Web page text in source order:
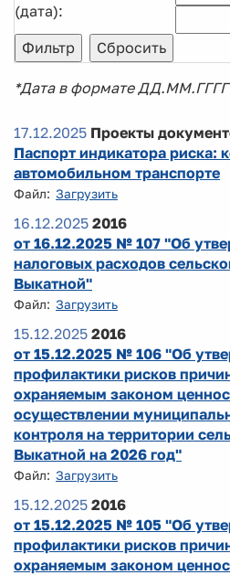
(дата):
*Дата в формате ДД.ММ.ГГГГ
17.12.2025 Проекты
Паспорт индикатора риска:
автомобильном транспорте
Файл: Загрузить
16.12.2025 2016
от 16.12.2025 № 107 "Об
налоговых расходов
Выкатной"
Файл: Загрузить
15.12.2025 2016
от 15.12.2025 № 106 "Об
профилактики рисков
охраняемым законом
осуществлении
контроля на территории
Выкатной на 2026 год"
Файл: Загрузить
15.12.2025 2016
от 15.12.2025 № 105 "Об
профилактики рисков
охраняемым законом